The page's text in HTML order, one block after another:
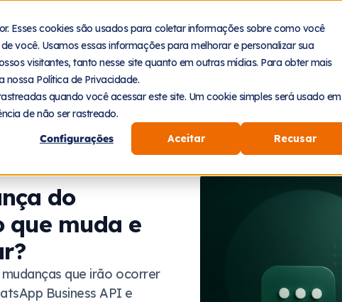
Esses cookies são usados para coletar informações sobre como você
você. Usamos essas informações para melhorar e personalizar sua
visitantes, tanto nesse site quanto em outras mídias. Para obter mais
nossa Política de Privacidade.
quando você acessar este site. Um cookie simples será usado em
de não ser rastreado.
Configurações
Aceitar Recusar
Plataforma Segmentos Recursos
do
que muda e
que irão ocorrer
Business API e